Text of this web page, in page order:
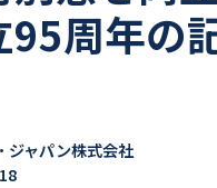
95周年の
ジャパン株式会社